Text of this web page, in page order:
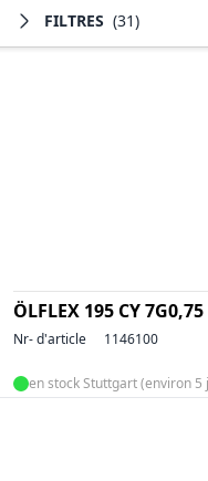
FILTRES (31)
ÖLFLEX 195 CY 7G0,75
Nr- d'article 1146100
en stock Stuttgart (environ 5